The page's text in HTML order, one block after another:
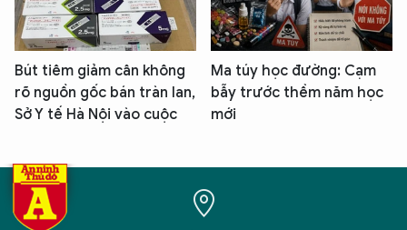
Bút tiêm giảm cân không
rõ nguồn gốc bán tràn lan,
Sở Y tế Hà Nội vào cuộc
Ma túy học đường: Cạm
bẫy trước thềm năm học
mới